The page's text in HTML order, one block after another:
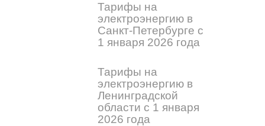
Тарифы на
электроэнергию в
Санкт-Петербурге с
1 января 2026 года
Тарифы на
электроэнергию в
Ленинградской
области с 1 января
2026 года